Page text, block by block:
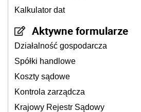
Kalkulator dat
Aktywne formularze
Działalność gospodarcza
Spółki handlowe
Koszty sądowe
Kontrola zarządcza
Krajowy Rejestr Sądowy